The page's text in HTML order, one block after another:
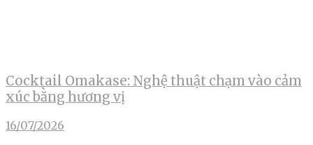
Cocktail Omakase: Nghệ thuật chạm vào cảm
xúc bằng hương vị
16/07/2026